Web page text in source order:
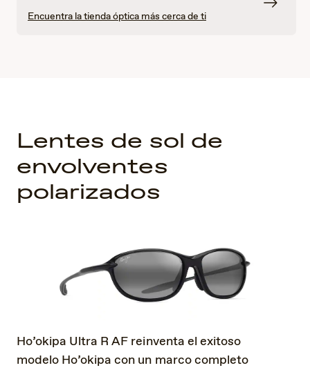
Encuentra la tienda óptica más cerca de ti
Lentes de sol de
envolventes
polarizados
Ho’okipa Ultra R AF reinventa el exitoso
modelo Ho’okipa con un marco completo